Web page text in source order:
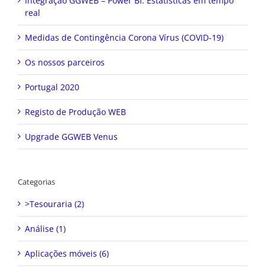
real
Medidas de Contingência Corona Vírus (COVID-19)
Os nossos parceiros
Portugal 2020
Registo de Produção WEB
Upgrade GGWEB Venus
Categorias
>Tesouraria (2)
Análise (1)
Aplicações móveis (6)